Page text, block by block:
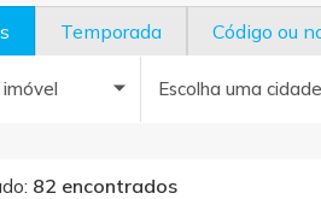
Temporada Código ou
Escolha uma cidade
82 encontrados